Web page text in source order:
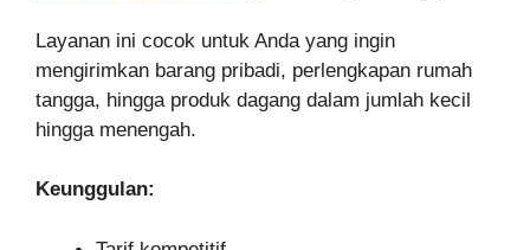
Layanan ini cocok untuk Anda yang ingin
mengirimkan barang pribadi, perlengkapan rumah
tangga, hingga produk dagang dalam jumlah kecil
hingga menengah.
Keunggulan: